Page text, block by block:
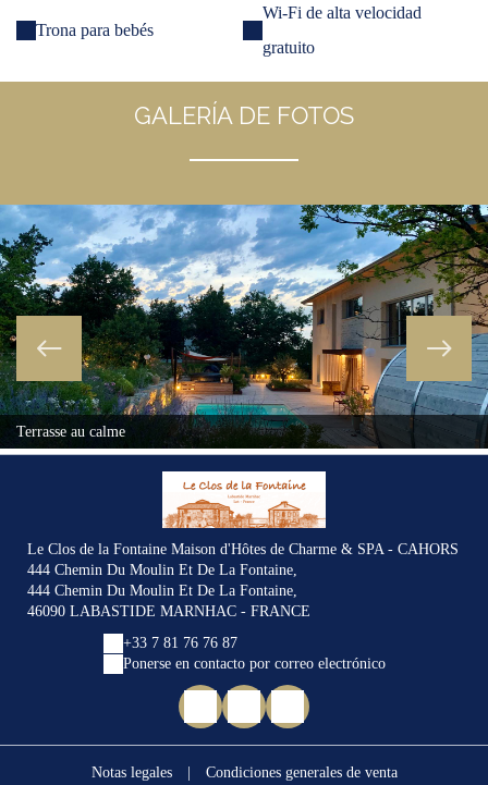
Trona para bebés
Wi-Fi de alta velocidad
gratuito
GALERÍA DE FOTOS
Terrasse au calme
Le Clos de la Fontaine Maison d'Hôtes de Charme & SPA - CAHORS
444 Chemin Du Moulin Et De La Fontaine,
444 Chemin Du Moulin Et De La Fontaine,
46090 LABASTIDE MARNHAC - FRANCE
+33 7 81 76 76 87
Ponerse en contacto por correo electrónico
Notas legales Condiciones generales de venta